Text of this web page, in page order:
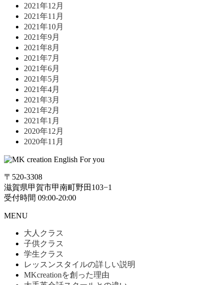
2021年12月
2021年11月
2021年10月
2021年9月
2021年8月
2021年7月
2021年6月
2021年5月
2021年4月
2021年3月
2021年2月
2021年1月
2020年12月
2020年11月
〒520-3308
滋賀県甲賀市甲南町野田103−1
受付時間 09:00-20:00
MENU
大人クラス
子供クラス
学生クラス
レッスンスタイルの詳しい説明
MKcreationを創った理由